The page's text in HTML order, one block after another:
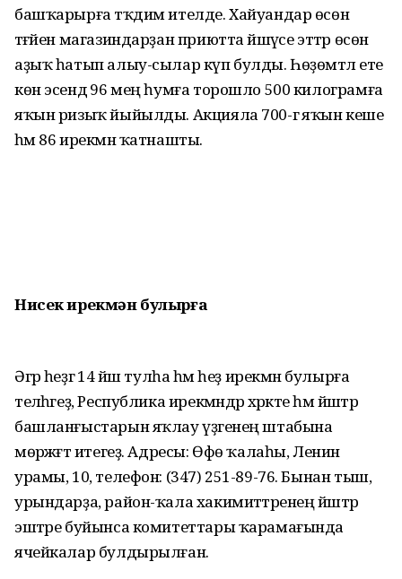
башҡарырға тәҡдим ителде. Хайуандар өсөн
тәғәйен магазиндарҙан приютта йәшәүсе эттәр өсөн
аҙыҡ һатып алыу-сылар күп булды. Һөҙөмтәлә ете
көн эсендә 96 мең һумға торошло 500 килограмға
яҡын ризыҡ йыйылды. Акцияла 700-гә яҡын кеше
һәм 86 ирекмән ҡатнашты.
Нисек ирекмән булырға
Әгәр һеҙгә 14 йәш тулһа һәм һеҙ ирекмән булырға
теләһәгеҙ, Республика ирекмәндәр хәрәкәте һәм йәштәр
башланғыстарын яҡлау үҙәгенең штабына
мөрәжәғәт итегеҙ. Адресы: Өфө ҡалаһы, Ленин
урамы, 10, телефон: (347) 251-89-76. Бынан тыш,
урындарҙа, район-ҡала хакимиәттәренең йәштәр
эштәре буйынса комитеттары ҡарамағында
ячейкалар булдырылған.